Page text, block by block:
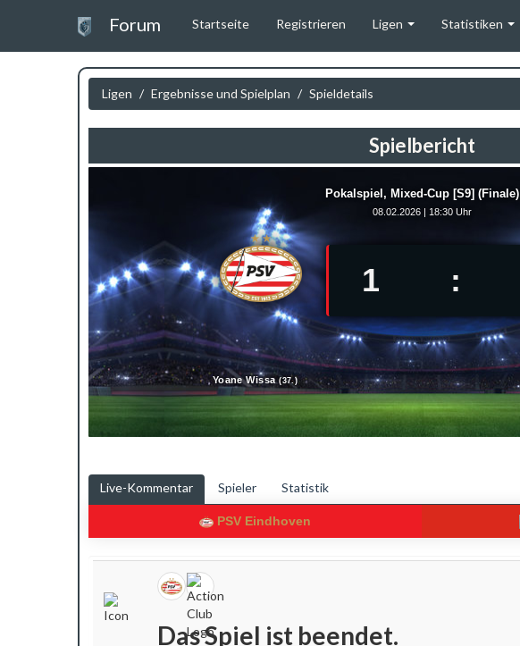
Forum Startseite Registrieren Ligen Statistiken
Ligen / Ergebnisse und Spielplan / Spieldetails
Spielbericht
Pokalspiel, Mixed-Cup [S9] (Finale)
08.02.2026 | 18:30 Uhr
1 :
Yoane Wissa(37.)
Live-Kommentar Spieler Statistik
PSV Eindhoven
Das Spiel ist beendet.